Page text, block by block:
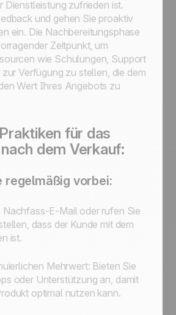
Dienstleistung zufrieden ist.
und gehen Sie proaktiv
ein. Die Nachbereitungsphase
Zeitpunkt, um
wie Schulungen, Support
Verfügung zu stellen, die dem
Wert Ihres Angebots zu
für das
dem Verkauf:
regelmäßig vorbei:
Nachfass-E-Mail oder rufen Sie
dass der Kunde mit dem
ist.
Mehrwert: Bieten Sie
oder Unterstützung an, damit
optimal nutzen kann.